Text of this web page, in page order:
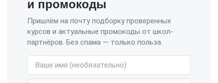
и промокоды
Пришлём на почту подборку проверенных
курсов и актуальные промокоды от школ-
партнёров. Без спама — только польза.
Имя (необязательно)